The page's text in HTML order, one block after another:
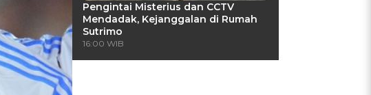
Pengintai Misterius dan CCTV
Mendadak, Kejanggalan di Rumah
Sutrimo
16:00 WIB